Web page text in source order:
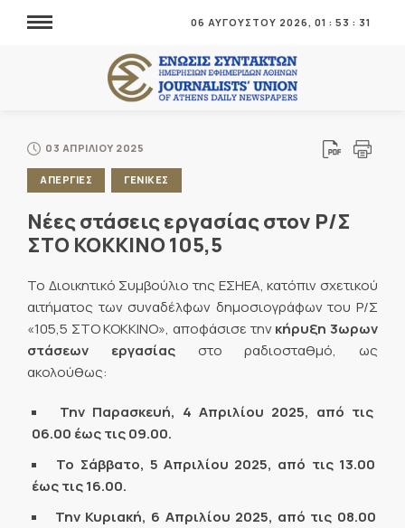
06 ΑΥΓΟΥΣΤΟΥ 2026, 01 : 53 : 32
03 ΑΠΡΙΛΙΟΥ 2025
ΑΠΕΡΓΙΕΣ ΓΕΝΙΚΕΣ
Νέες στάσεις εργασίας στον Ρ/Σ
ΣΤΟ ΚΟΚΚΙΝΟ 105,5
Το Διοικητικό Συμβούλιο της ΕΣΗΕΑ, κατόπιν σχετικού
αιτήματος των συναδέλφων δημοσιογράφων του Ρ/Σ
«105,5 ΣΤΟ ΚΟΚΚΙΝΟ», αποφάσισε τηνκήρυξη 3ωρων
στάσεων εργασίαςστο ραδιοσταθμό, ως
ακολούθως:
Την Παρασκευή, 4 Απριλίου 2025, από τις
06.00 έως τις 09.00.
Το Σάββατο, 5 Απριλίου 2025, από τις 13.00
έως τις 16.00.
Την Κυριακή, 6 Απριλίου 2025, από τις 08.00